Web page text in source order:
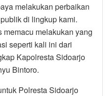
melakukan perbaikan
di lingkup kami.
melakukan yang
seperti kali ini dari
Kapolresta Sidoarjo
Bintoro.
Polresta Sidoarjo